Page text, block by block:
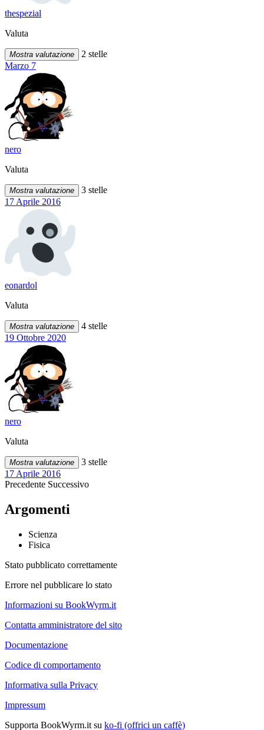
thespezial
Valuta
Mostra valutazione
2 stelle
Marzo 7
nero
Valuta
Mostra valutazione
3 stelle
17 Aprile 2016
eonardol
Valuta
Mostra valutazione
4 stelle
19 Ottobre 2020
nero
Valuta
Mostra valutazione
3 stelle
17 Aprile 2016
Precedente Successivo
Argomenti
Scienza
Fisica
Stato pubblicato correttamente
Errore nel pubblicare lo stato
Informazioni su BookWyrm.it
Contatta amministratore del sito
Documentazione
Codice di comportamento
Informativa sulla Privacy
Impressum
Supporta BookWyrm.it su ko-fi (offrici un caffè)